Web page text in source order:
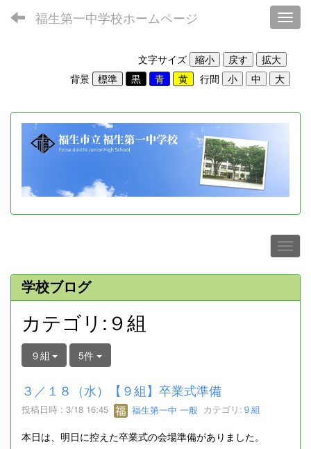
福生第一中学校ホームページ
文字サイズ
背景
行間
学校ブログ
カテゴリ:９組
９組 5件
３／１８（水）【９組】卒業式準備
投稿日時 : 3/18 16:45 福生第一中 一般 カテゴリ: ９組
本日は、明日に控えた卒業式の会場準備がありました。